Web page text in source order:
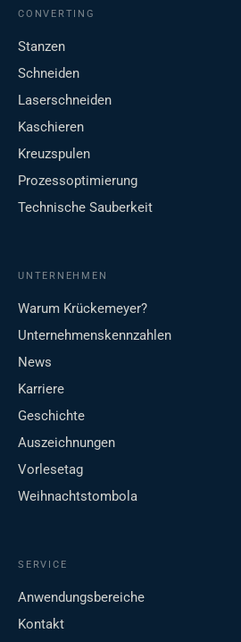
CONVERTING
Stanzen
Schneiden
Laserschneiden
Kaschieren
Kreuzspulen
Prozessoptimierung
Technische Sauberkeit
UNTERNEHMEN
Warum Krückemeyer?
Unternehmenskennzahlen
News
Karriere
Geschichte
Auszeichnungen
Vorlesetag
Weihnachtstombola
SERVICE
Anwendungsbereiche
Kontakt